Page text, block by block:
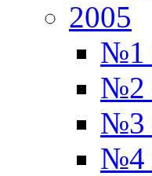
2005
№1
№2
№3
№4